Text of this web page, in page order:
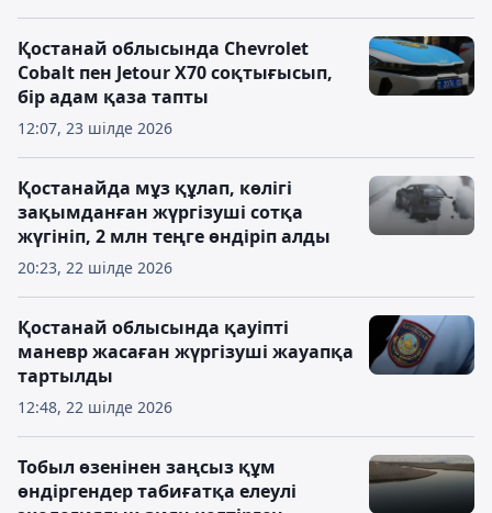
12:07, 23 шілде 2026
Қостанай облысында Chevrolet
Cobalt пен Jetour X70 соқтығысып,
бір адам қаза тапты
20:23, 22 шілде 2026
Қостанайда мұз құлап, көлігі
зақымданған жүргізуші сотқа
жүгініп, 2 млн теңге өндіріп алды
12:48, 22 шілде 2026
Қостанай облысында қауіпті
маневр жасаған жүргізуші жауапқа
тартылды
Тобыл өзенінен заңсыз құм
өндіргендер табиғатқа елеулі